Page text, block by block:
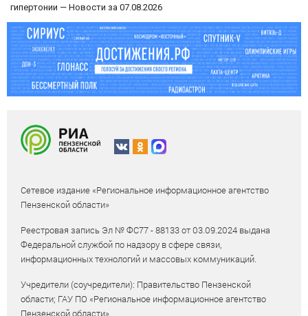
гипертонии — Новости за 07.08.2026
Сетевое издание «Региональное информационное агентство
Пензенской области»
Реестровая запись Эл № ФС77 - 88133 от 03.09.2024 выдана
Федеральной службой по надзору в сфере связи,
информационных технологий и массовых коммуникаций.
Учредители (соучредители): Правительство Пензенской
области; ГАУ ПО «Региональное информационное агентство
Пензенской области».